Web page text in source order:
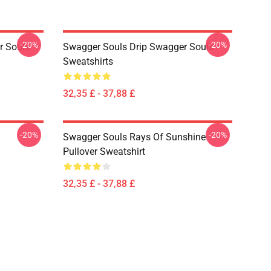
Souls-20%
Swagger Souls Drip Swagger Souls
Sweatshirts
32,35 £ - 37,88 £
-20%
-20%
Swagger Souls Rays Of Sunshine
Pullover Sweatshirt
32,35 £ - 37,88 £
-20%